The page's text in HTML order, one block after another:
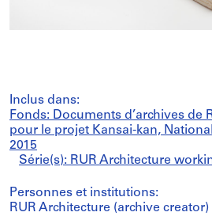
Inclus dans:
Fonds: Documents d’archives de
pour le projet Kansai-kan,
2015
Série(s): RUR Architecture
Personnes et institutions:
RUR Architecture (archive creator)